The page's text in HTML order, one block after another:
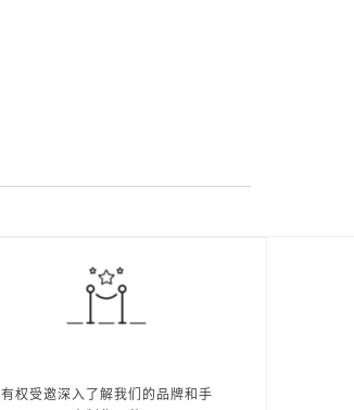
有权受邀深入了解我们的品牌和手